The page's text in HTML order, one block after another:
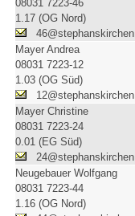
08031 7223-46
1.17 (OG Nord)
Mayer Andrea
08031 7223-12
1.03 (OG Süd)
Mayer Christine
08031 7223-24
0.01 (EG Süd)
Neugebauer Wolfgang
08031 7223-44
1.16 (OG Nord)